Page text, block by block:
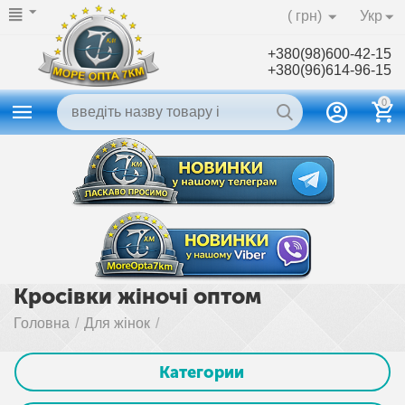
Укр
( грн)
+380(98)600-42-15
+380(96)614-96-15
0
Кросівки жіночі оптом
Головна / Для жінок /
Категории